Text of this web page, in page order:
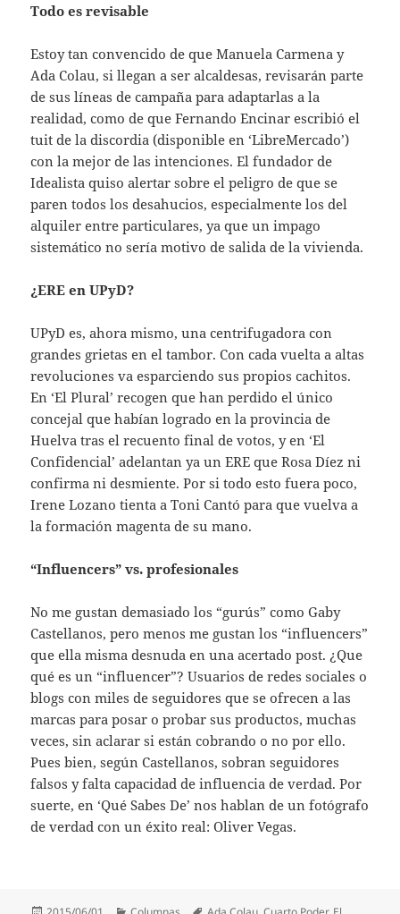
Todo es revisable
Estoy tan convencido de que Manuela Carmena y
Ada Colau, si llegan a ser alcaldesas, revisarán parte
de sus líneas de campaña para adaptarlas a la
realidad, como de que Fernando Encinar escribió el
tuit de la discordia (disponible en ‘LibreMercado’)
con la mejor de las intenciones. El fundador de
Idealista quiso alertar sobre el peligro de que se
paren todos los desahucios, especialmente los del
alquiler entre particulares, ya que un impago
sistemático no sería motivo de salida de la vivienda.
¿ERE en UPyD?
UPyD es, ahora mismo, una centrifugadora con
grandes grietas en el tambor. Con cada vuelta a altas
revoluciones va esparciendo sus propios cachitos.
En ‘El Plural’ recogen que han perdido el único
concejal que habían logrado en la provincia de
Huelva tras el recuento final de votos, y en ‘El
Confidencial’ adelantan ya un ERE que Rosa Díez ni
confirma ni desmiente. Por si todo esto fuera poco,
Irene Lozano tienta a Toni Cantó para que vuelva a
la formación magenta de su mano.
“Influencers” vs. profesionales
No me gustan demasiado los “gurús” como Gaby
Castellanos, pero menos me gustan los “influencers”
que ella misma desnuda en una acertado post. ¿Que
qué es un “influencer”? Usuarios de redes sociales o
blogs con miles de seguidores que se ofrecen a las
marcas para posar o probar sus productos, muchas
veces, sin aclarar si están cobrando o no por ello.
Pues bien, según Castellanos, sobran seguidores
falsos y falta capacidad de influencia de verdad. Por
suerte, en ‘Qué Sabes De’ nos hablan de un fotógrafo
de verdad con un éxito real: Oliver Vegas.